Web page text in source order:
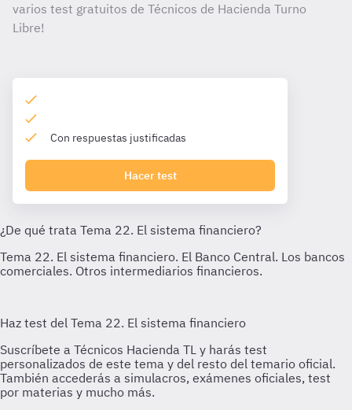
varios test gratuitos de Técnicos de Hacienda Turno
Libre!
Con respuestas justificadas
Hacer test